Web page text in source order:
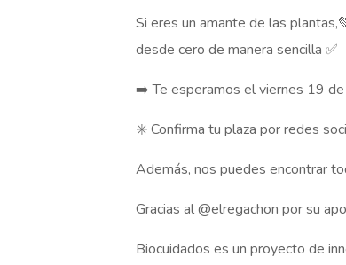
Si eres un amante de las
desde cero de manera sencilla ✅
➡️ Te esperamos el viernes 19
✳️ Confirma tu plaza por redes
Además, nos puedes encontrar
Gracias al @elregachon por su
Biocuidados es un proyecto de